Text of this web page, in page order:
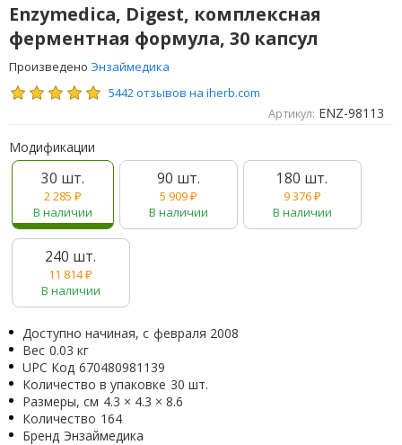
Enzymedica, Digest, комплексная
ферментная формула, 30 капсул
Произведено Энзаймедика
5442 отзывов на iherb.com
Артикул: ENZ-98113
Модификации
30 шт.
2 285 ₽
В наличии
90 шт.
5 909₽
В наличии
180 шт.
9 376₽
В наличии
240 шт.
11 814₽
В наличии
Доступно начиная, с февраля 2008
Вес 0.03 кг
UPC Код 670480981139
Количество в упаковке 30 шт.
Размеры, см 4.3 × 4.3 × 8.6
Количество 164
Бренд Энзаймедика